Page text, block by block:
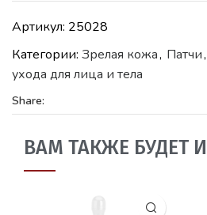
Артикул: 25028
Категории: Зрелая кожа, Патчи,
ухода для лица и тела
Share:
ВАМ ТАКЖЕ БУДЕТ